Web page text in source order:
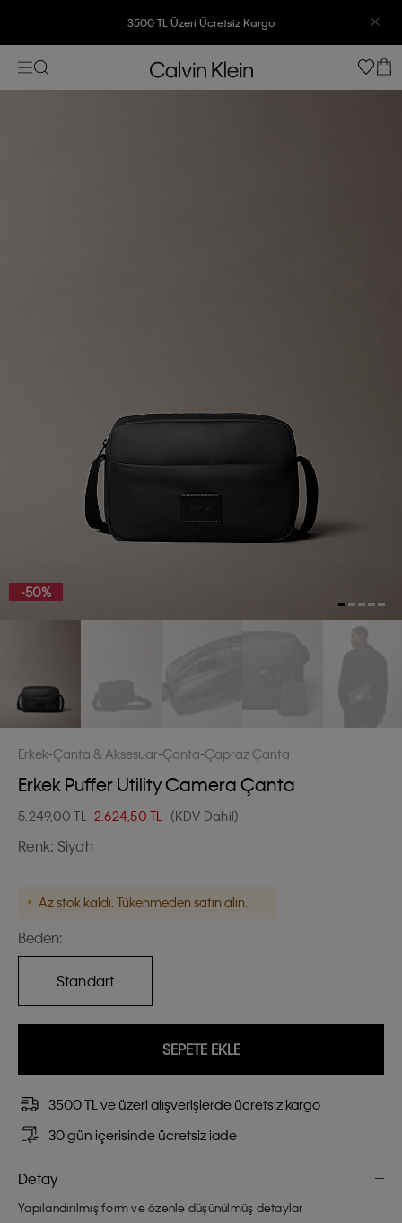
3500 TL Üzeri Ücretsiz Kargo
7500 TL Ve Üzeri Alışverişlerinizde 6 Taksit İmkanı
-50%
Erkek Çanta & Aksesuar Çanta Çapraz Çanta
Erkek Puffer Utility Camera Çanta
5.249,00 TL 2.624,50 TL (KDV Dahil)
Renk: Siyah
Az stok kaldı. Tükenmeden satın alın.
Beden:
Standart
SEPETE EKLE
3500 TL ve üzeri alışverişlerde ücretsiz kargo
30 gün içerisinde ücretsiz iade
Detay
Yapılandırılmış form ve özenle düşünülmüş detaylar